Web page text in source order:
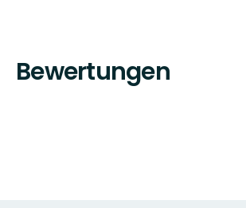
Bewertungen